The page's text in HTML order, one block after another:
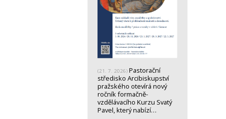
(21. 7. 2026) Pastorační
středisko Arcibiskupství
pražského otevírá nový
ročník formačně-
vzdělávacího Kurzu Svatý
Pavel, který nabízí…